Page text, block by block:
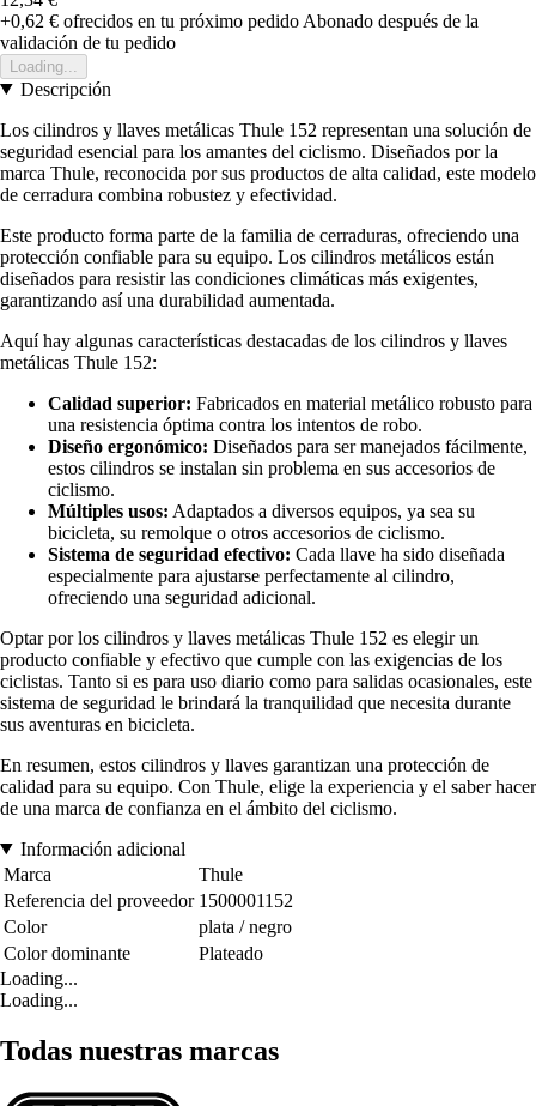
+0,62 € ofrecidos en tu próximo pedido Abonado después de la
validación de tu pedido
Loading...
Descripción
Los cilindros y llaves metálicas Thule 152 representan una solución de
seguridad esencial para los amantes del ciclismo. Diseñados por la
marca Thule, reconocida por sus productos de alta calidad, este modelo
de cerradura combina robustez y efectividad.
Este producto forma parte de la familia de cerraduras, ofreciendo una
protección confiable para su equipo. Los cilindros metálicos están
diseñados para resistir las condiciones climáticas más exigentes,
garantizando así una durabilidad aumentada.
Aquí hay algunas características destacadas de los cilindros y llaves
metálicas Thule 152:
Calidad superior: Fabricados en material metálico robusto para
una resistencia óptima contra los intentos de robo.
Diseño ergonómico: Diseñados para ser manejados fácilmente,
estos cilindros se instalan sin problema en sus accesorios de
ciclismo.
Múltiples usos: Adaptados a diversos equipos, ya sea su
bicicleta, su remolque o otros accesorios de ciclismo.
Sistema de seguridad efectivo: Cada llave ha sido diseñada
especialmente para ajustarse perfectamente al cilindro,
ofreciendo una seguridad adicional.
Optar por los cilindros y llaves metálicas Thule 152 es elegir un
producto confiable y efectivo que cumple con las exigencias de los
ciclistas. Tanto si es para uso diario como para salidas ocasionales, este
sistema de seguridad le brindará la tranquilidad que necesita durante
sus aventuras en bicicleta.
En resumen, estos cilindros y llaves garantizan una protección de
calidad para su equipo. Con Thule, elige la experiencia y el saber hacer
de una marca de confianza en el ámbito del ciclismo.
Información adicional
Marca
Thule
Referencia del proveedor 1500001152
Color
plata / negro
Color dominante
Plateado
Loading...
Loading...
Todas nuestras marcas